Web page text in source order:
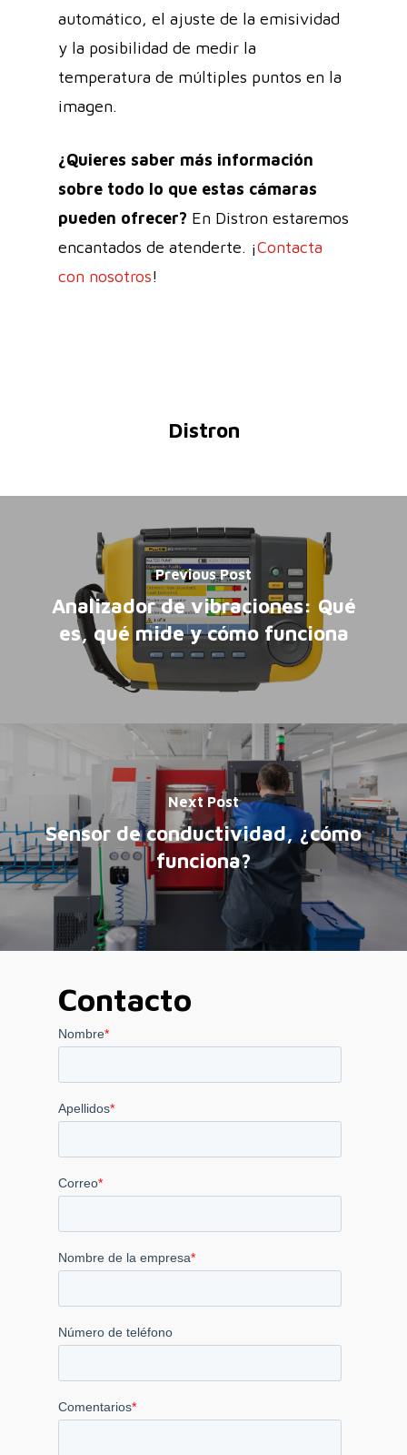
automático, el ajuste de la emisividad
y la posibilidad de medir la
temperatura de múltiples puntos en la
imagen.
¿Quieres saber más información
sobre todo lo que estas cámaras
pueden ofrecer? En Distron estaremos
encantados de atenderte. ¡Contacta
con nosotros!
Distron
Previous Post
Analizador de vibraciones: Qué
es, qué mide y cómo funciona
Next Post
Sensor de conductividad, ¿cómo
funciona?
Contacto